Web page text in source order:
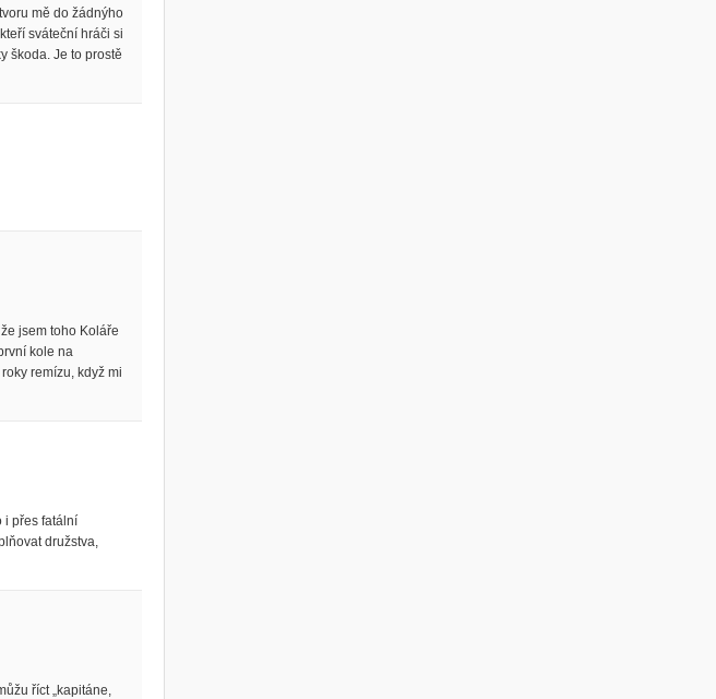
mě do žádnýho
sváteční hráči si
škoda. Je to prostě
jsem toho Koláře
kole na
remízu, když mi
i přes fatální
družstva,
říct „kapitáne,